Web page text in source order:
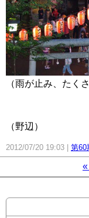
（雨が止み、たく
（野辺）
2012/07/20 19:03 第60
«